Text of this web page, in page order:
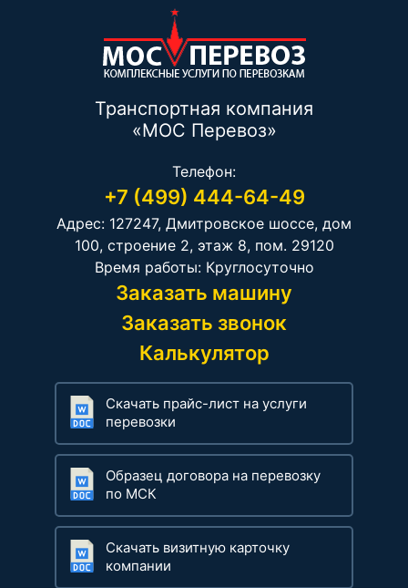
Транспортная компания
«МОС Перевоз»
Телефон:
+7 (499) 444-64-49
Адрес: 127247, Дмитровское шоссе, дом
100, строение 2, этаж 8, пом. 29120
Время работы: Круглосуточно
Заказать машину
Заказать звонок
Калькулятор
Скачать прайс-лист на услуги
перевозки
Образец договора на перевозку
по МСК
Скачать визитную карточку
компании